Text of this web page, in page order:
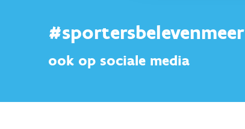
#sportersbelevenmeer
ook op sociale media